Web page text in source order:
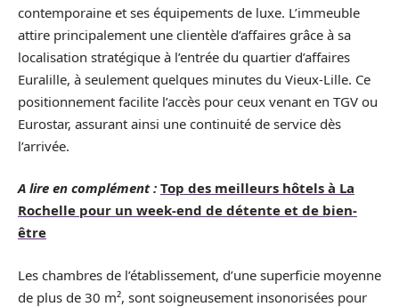
contemporaine et ses équipements de luxe. L’immeuble
attire principalement une clientèle d’affaires grâce à sa
localisation stratégique à l’entrée du quartier d’affaires
Euralille, à seulement quelques minutes du Vieux-Lille. Ce
positionnement facilite l’accès pour ceux venant en TGV ou
Eurostar, assurant ainsi une continuité de service dès
l’arrivée.
A lire en complément : Top des meilleurs hôtels à La
Rochelle pour un week-end de détente et de bien-
être
Les chambres de l’établissement, d’une superficie moyenne
de plus de 30 m², sont soigneusement insonorisées pour